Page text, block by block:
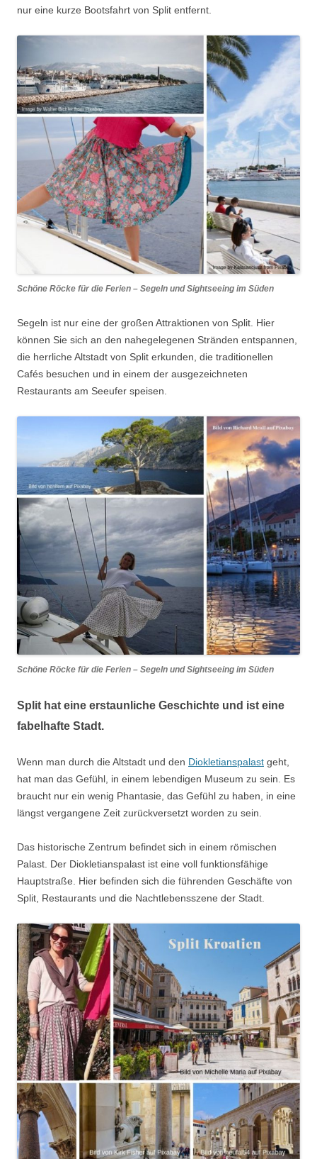
nur eine kurze Bootsfahrt von Split entfernt.
Schöne Röcke für die Ferien – Segeln und Sightseeing im Süden
Segeln ist nur eine der großen Attraktionen von Split. Hier
können Sie sich an den nahegelegenen Stränden entspannen,
die herrliche Altstadt von Split erkunden, die traditionellen
Cafés besuchen und in einem der ausgezeichneten
Restaurants am Seeufer speisen.
Schöne Röcke für die Ferien – Segeln und Sightseeing im Süden
Split hat eine erstaunliche Geschichte und ist eine
fabelhafte Stadt.
Wenn man durch die Altstadt und den Diokletianspalast geht,
hat man das Gefühl, in einem lebendigen Museum zu sein. Es
braucht nur ein wenig Phantasie, das Gefühl zu haben, in eine
längst vergangene Zeit zurückversetzt worden zu sein.
Das historische Zentrum befindet sich in einem römischen
Palast. Der Diokletianspalast ist eine voll funktionsfähige
Hauptstraße. Hier befinden sich die führenden Geschäfte von
Split, Restaurants und die Nachtlebensszene der Stadt.